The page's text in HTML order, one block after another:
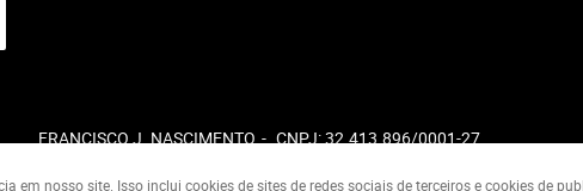
FRANCISCO J. NASCIMENTO CNPJ: 32.413.896/0001-27
em nosso site. Isso inclui cookies de sites de redes sociais de terceiros e cookies de